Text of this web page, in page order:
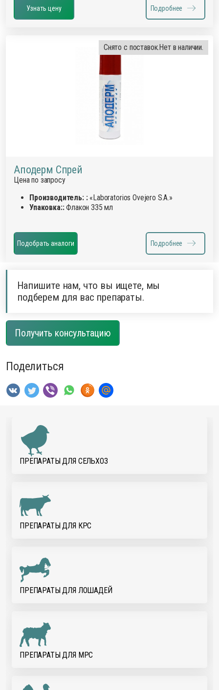
Узнать цену Подробнее
Снято с поставок.Нет в наличии.
Аподерм Спрей
Цена по запросу
Производитель: :«Laboratorios Ovejero S.A.»
Упаковка::Флакон 335 мл
Подобрать аналоги Подробнее
Напишите нам, что вы ищете, мы
подберем для вас препараты.
Получить консультацию
Поделиться
ПРЕПАРАТЫ ДЛЯ CЕЛЬХОЗ
ПРЕПАРАТЫ ДЛЯ КРС
ПРЕПАРАТЫ ДЛЯ ЛОШАДЕЙ
ПРЕПАРАТЫ ДЛЯ МРС